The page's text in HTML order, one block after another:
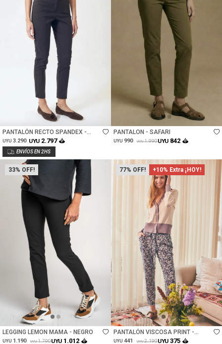
PANTALÓN RECTO SPANDEX -
NEGRO
UYU 3.290 UYU 2.797
PANTALON - SAFARI
UYU 990 UYU 1.990UYU 842
33
Talle
LEGGING LEMON MAMA - NEGRO
UYU 1.190 UYU 1.790UYU 1.012
77 +10% Extra ¡HOY!
Talle
PANTALÓN VISCOSA PRINT -
MARINO
UYU 441 UYU 2.190UYU 375